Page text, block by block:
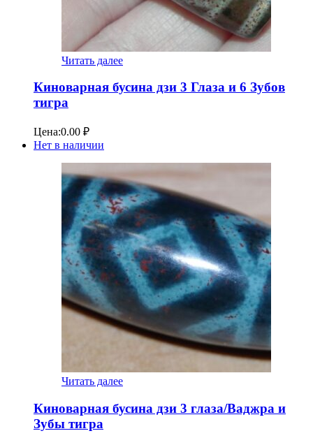
Читать далее
Киноварная бусина дзи 3 Глаза и 6 Зубов
тигра
Цена:0.00 ₽
Нет в наличии
Читать далее
Киноварная бусина дзи 3 глаза/Ваджра и
Зубы тигра